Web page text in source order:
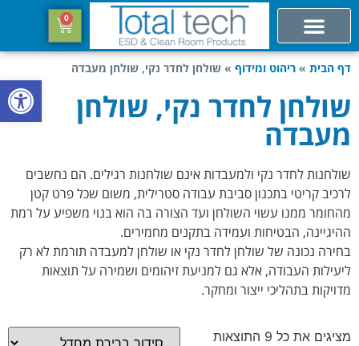
פתח
0
דף הבית » ריהוט ומידוף » שולחן לחדר נקי, שולחן מעבדה
שולחן לחדר נקי, שולחן
מעבדה
שולחנות לחדר נקי ולמעבדות אינם שולחנות רגילים. הם נחשבים
לרכיב קריטי בתכנון סביבת עבודה סטרילית, משום שכל פרט קטן
מהחומר ממנו עשוי השולחן ועד הצורה בה הוא בנוי משפיע על רמת
ההיגיינה, הבטיחות ועמידה בתקנים מחמירים.
בחירה נכונה של שולחן לחדר נקי או שולחן למעבדה תורמת לא רק
ליעילות העבודה, אלא גם למניעת זיהומים ושמירה על תוצאות
מדויקות בתהליכי ייצור ומחקר.
מציגים את כל ⁦9⁩ התוצאות